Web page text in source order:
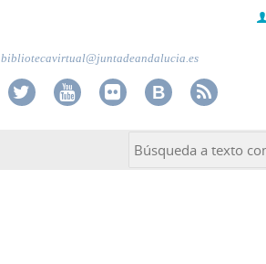
bibliotecavirtual@juntadeandalucia.es